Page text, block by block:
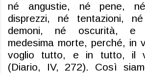
né angustie, né pene,
disprezzi, né tentazioni,
demoni, né oscurità, e
medesima morte, perché, in
voglio tutto, e in tutto, il
(Diario, IV, 272). Così